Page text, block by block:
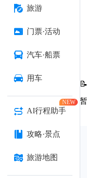
旅游
门票·活动
汽车·船票
用车
AI行程助手
NEW
攻略·景点
旅游地图
📝